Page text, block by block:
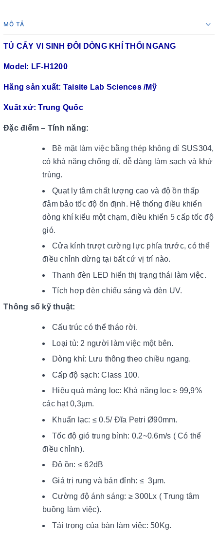
MÔ TẢ
TỦ CẤY VI SINH ĐÔI DÒNG KHÍ THỔI NGANG
Model: LF-H1200
Hãng sản xuất: Taisite Lab Sciences /Mỹ
Xuất xứ: Trung Quốc
Đặc điểm – Tính năng:
Bề mặt làm việc bằng thép không dỉ SUS304,
có khả năng chống dỉ, dễ dàng làm sạch và khử
trùng.
Quạt ly tâm chất lượng cao và độ ồn thấp
đảm bảo tốc độ ổn định. Hệ thống điều khiển
dòng khí kiểu một chạm, điều khiển 5 cấp tốc độ
gió.
Cửa kính trượt cường lực phía trước, có thể
điều chỉnh dừng tại bất cứ vị trí nào.
Thanh đèn LED hiển thị trạng thái làm việc.
Tích hợp đèn chiếu sáng và đèn UV.
Thông số kỹ thuật:
Cấu trúc có thể tháo rời.
Loại tủ: 2 người làm việc một bên.
Dòng khí: Lưu thông theo chiều ngang.
Cấp độ sạch: Class 100.
Hiệu quả màng lọc: Khả năng lọc ≥ 99,9%
các hạt 0,3µm.
Khuẩn lạc: ≤ 0.5/ Đĩa Petri Ø90mm.
Tốc độ gió trung bình: 0.2~0.6m/s ( Có thể
điều chỉnh).
Độ ồn: ≤ 62dB
Giá trị rung và bán đỉnh: ≤ 3µm.
Cường độ ánh sáng: ≥ 300Lx ( Trung tâm
buồng làm việc).
Tải trọng của bàn làm việc: 50Kg.